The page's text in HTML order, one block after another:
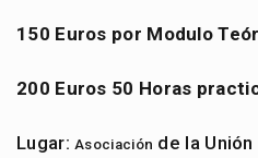
150 Euros por Modulo
200 Euros 50 Horas
Lugar:Asociación de la